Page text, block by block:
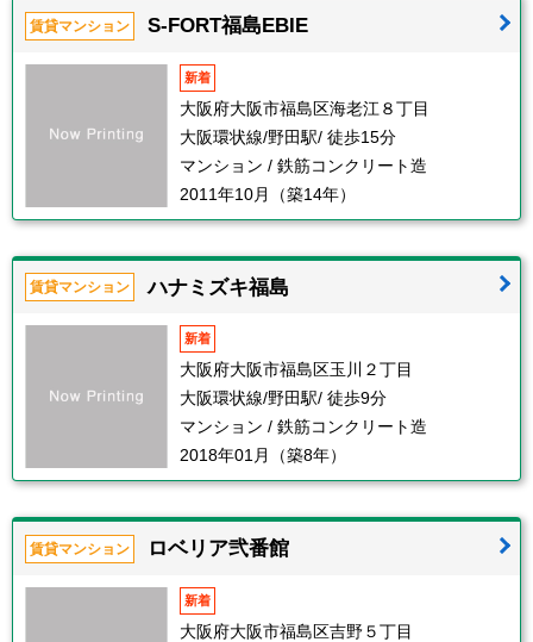
賃貸マンション S-FORT福島EBIE
新着
大阪府大阪市福島区海老江８丁目
大阪環状線/野田駅/ 徒歩15分
マンション / 鉄筋コンクリート造
2011年10月（築14年）
賃貸マンション ハナミズキ福島
新着
大阪府大阪市福島区玉川２丁目
大阪環状線/野田駅/ 徒歩9分
マンション / 鉄筋コンクリート造
2018年01月（築8年）
賃貸マンション ロベリア弐番館
新着
大阪府大阪市福島区吉野５丁目